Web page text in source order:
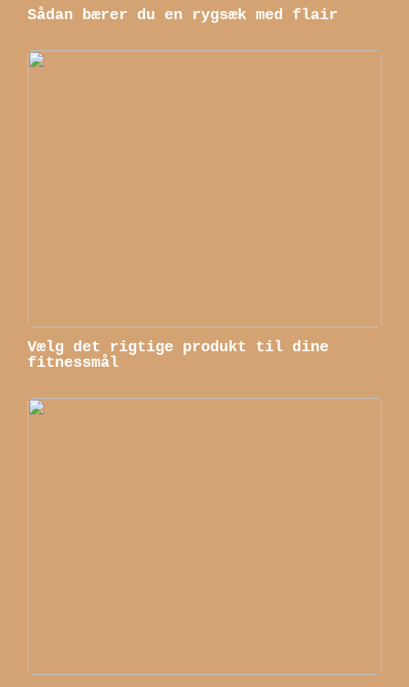
Sådan bærer du en rygsæk med flair
Vælg det rigtige produkt til dine
fitnessmål